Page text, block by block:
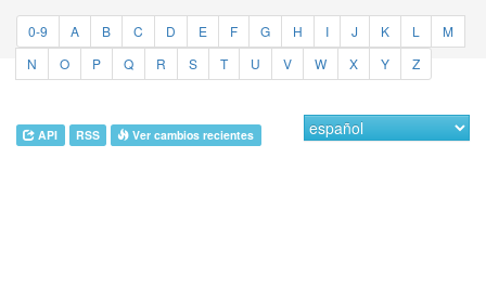
0-9 A B C D E F G H I J K L
M
N
O P Q R S T U V W X Y Z
API RSS Ver cambios recientes